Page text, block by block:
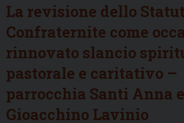
La revisione dello
Confraternite come
rinnovato slancio
pastorale e caritativo –
parrocchia Santi Anna e
Gioacchino Lavinio